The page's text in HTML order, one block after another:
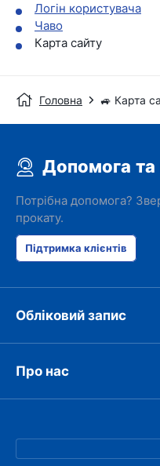
Логін користувача
Чаво
Карта сайту
Головна 🚙 Карта
Допомога та
Потрібна допомога?
прокату.
Підтримка клієнтів
Обліковий запис
Про нас